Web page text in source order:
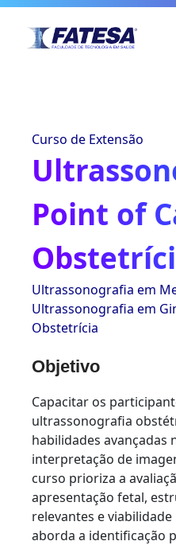
Curso de Extensão
Point of
Ultrassonografia em
Ultrassonografia em
Obstetrícia
Objetivo
Capacitar os
ultrassonografia
habilidades avançadas
interpretação de
curso prioriza a
apresentação fetal,
relevantes e
aborda a identificação